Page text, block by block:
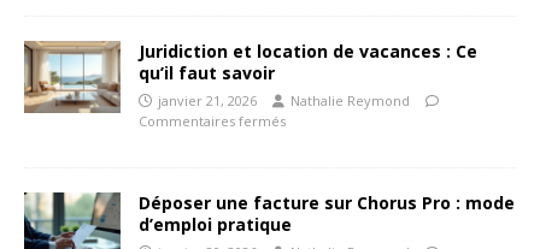
Juridiction et location de vacances : Ce
qu’il faut savoir
janvier 21, 2026
Nathalie Reymond
Commentaires fermés
Déposer une facture sur Chorus Pro : mode
d’emploi pratique